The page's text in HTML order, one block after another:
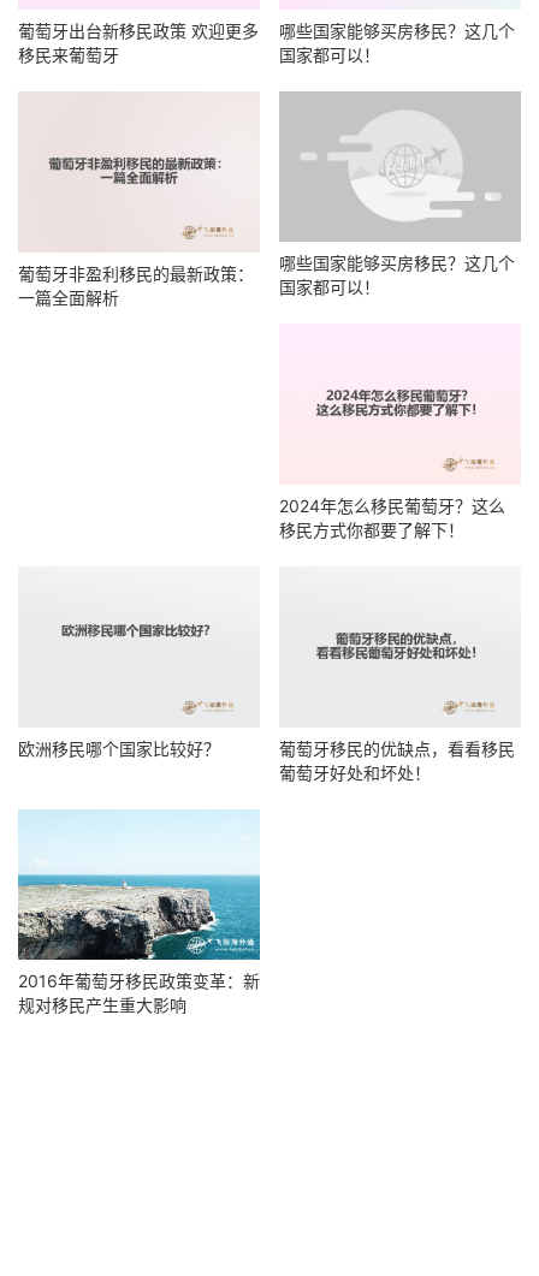
葡萄牙出台新移民政策 欢迎更多
移民来葡萄牙
哪些国家能够买房移民？这几个
国家都可以！
葡萄牙非盈利移民的最新政策：
一篇全面解析
哪些国家能够买房移民？这几个
国家都可以！
2024年怎么移民葡萄牙？这么
移民方式你都要了解下！
欧洲移民哪个国家比较好？
葡萄牙移民的优缺点，看看移民
葡萄牙好处和坏处！
2016年葡萄牙移民政策变革：新
规对移民产生重大影响